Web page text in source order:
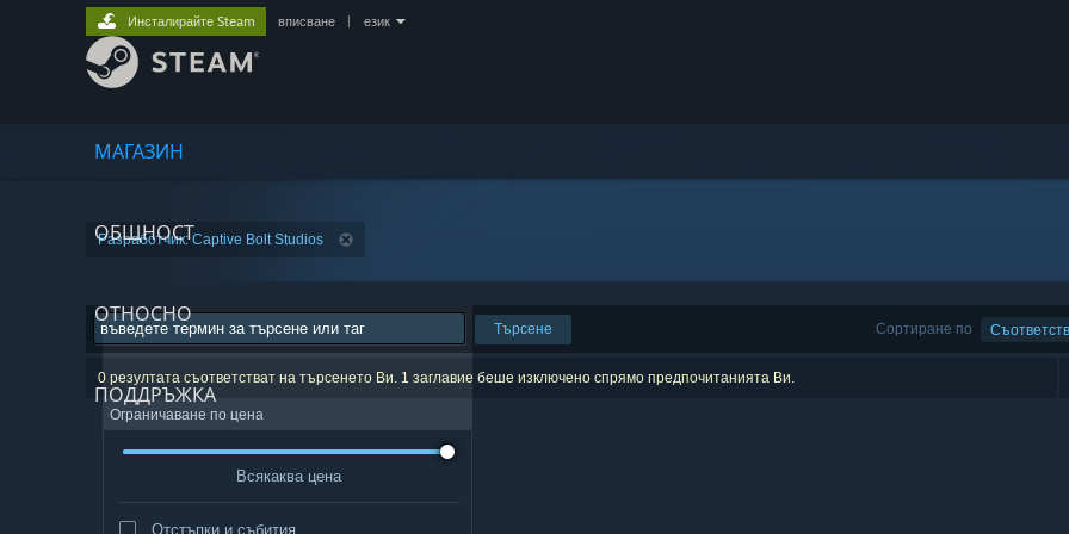
МАГАЗИН
ОБЩНОСТ
ОТНОСНО
ПОДДРЪЖКА
Инсталирайте Steam вписване език
Разработчик: Captive Bolt Studios
Сортиране по
Търсене
0 резултата съответстват на търсенето Ви. 1 заглавие беше изключено спрямо предпочитанията Ви.
Ограничаване по цена
Всякаква цена
Отстъпки и събития